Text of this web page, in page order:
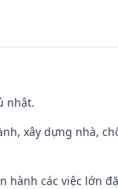
nhật.
xây dựng nhà,
hành các việc lớn